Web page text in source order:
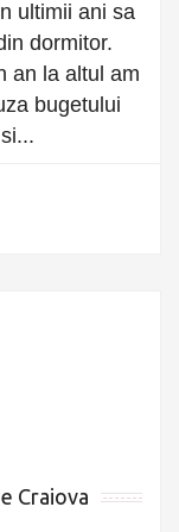
ultimii ani sa
dormitor.
an la altul am
bugetului
Craiova